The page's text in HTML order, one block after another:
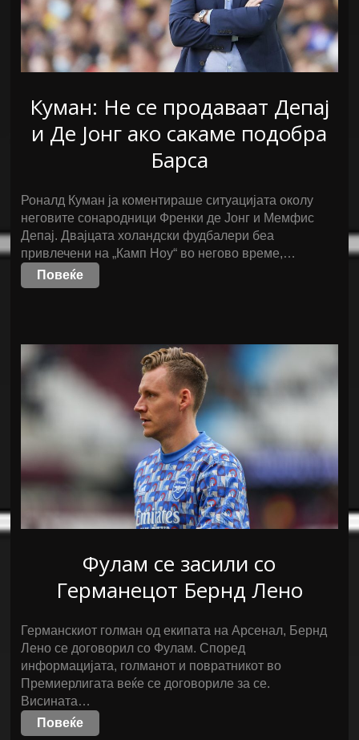
Куман: Не се продаваат Депај
и Де Јонг ако сакаме подобра
Барса
Роналд Куман ја коментираше ситуацијата околу
неговите сонародници Френки де Јонг и Мемфис
Депај. Двајцата холандски фудбалери беа
привлечени на „Камп Ноу“ во негово време,…
Повеќе
Фулам се засили со
Германецот Бернд Лено
Германскиот голман од екипата на Арсенал, Бернд
Лено се договорил со Фулам. Според
информацијата, голманот и повратникот во
Премиерлигата веќе се договориле за се.
Висината…
Повеќе